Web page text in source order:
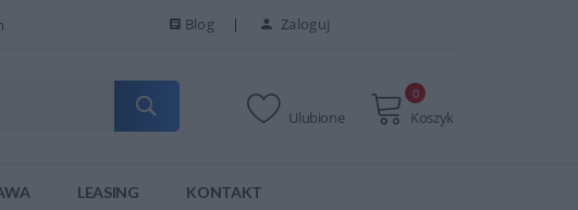
Blog Zaloguj
Ulubione Koszyk
0
LEASING KONTAKT